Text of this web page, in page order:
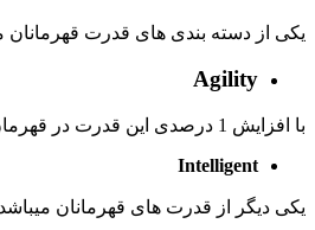
یکی از دسته بندی های قدرت قهرمانان میباشد که در این قدرت در صورتی که 1 واحد افزایش یابد
Agility
با افزایش 1 درصدی این قدرت در قهرمان میزان سپر قهرمان 0.17 درصد افزایش میابد و سرعت وارد کردن ضربه نیز 1 واحد افزایش میابد.
Intelligent
یکی دیگر از قدرت های قهرمانان میباشد که با افزایش یک واحدی از این